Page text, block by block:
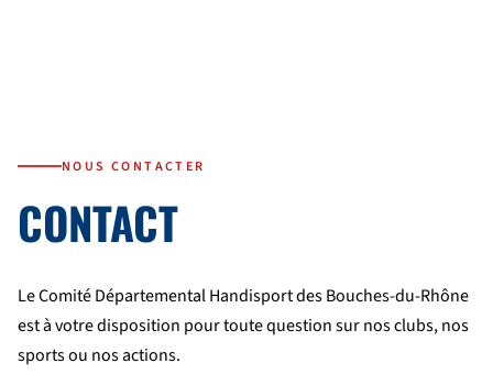
NOUS CONTACTER
CONTACT
Le Comité Départemental Handisport des Bouches-du-Rhône
est à votre disposition pour toute question sur nos clubs, nos
sports ou nos actions.